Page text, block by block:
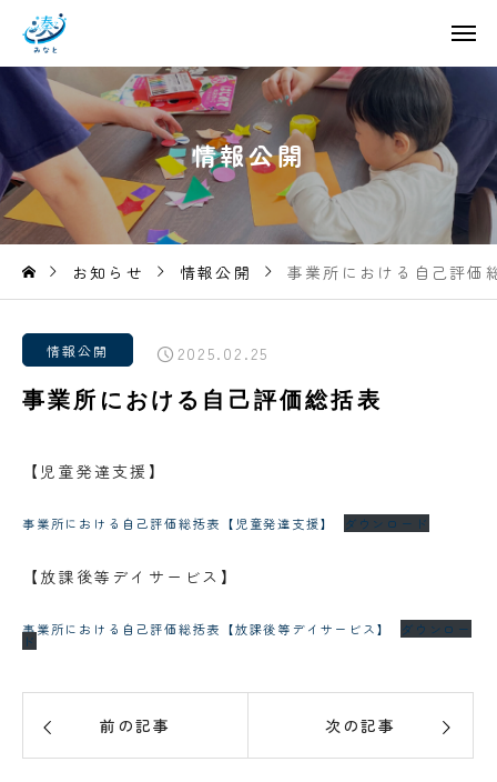
情報公開
お知らせ 情報公開 事業所における自己評価
情報公開 2025.02.25
事業所における自己評価総括表
【児童発達支援】
事業所における自己評価総括表【児童発達支援】 ダウンロード
【放課後等デイサービス】
事業所における自己評価総括表【放課後等デイサービス】 ダウンロー
ド
前の記事 次の記事